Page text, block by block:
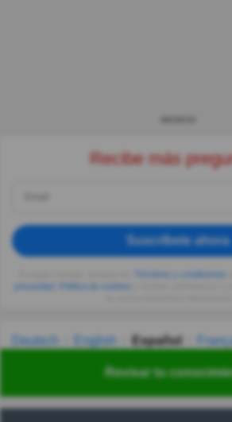
Revisar tu
Recibe más
Suscríbete ahora
privacidad
Deutsch English Español
Українська हिन्दी 한국어